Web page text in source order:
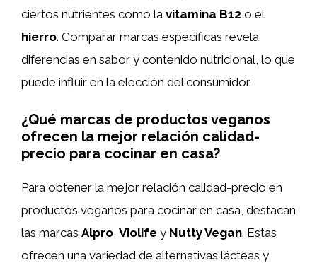
ciertos nutrientes como la vitamina B12 o el
hierro. Comparar marcas específicas revela
diferencias en sabor y contenido nutricional, lo que
puede influir en la elección del consumidor.
¿Qué marcas de productos veganos
ofrecen la mejor relación calidad-
precio para cocinar en casa?
Para obtener la mejor relación calidad-precio en
productos veganos para cocinar en casa, destacan
las marcas Alpro, Violife y Nutty Vegan. Estas
ofrecen una variedad de alternativas lácteas y